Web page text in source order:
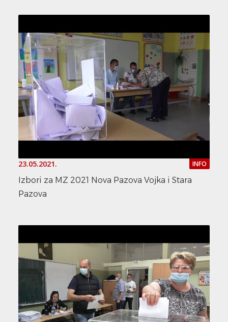
23.05.2021. INFO
Izbori za MZ 2021 Nova Pazova Vojka i Stara
Pazova